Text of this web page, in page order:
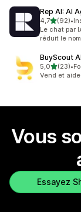
Rep AI: AI
4,7étoile(s)
(92)
92 avis au
•
Le chat par
réduit le
BuyScout
5,0étoile(s)
(23)
23 avis au•
Vend et
Vous
Essayez